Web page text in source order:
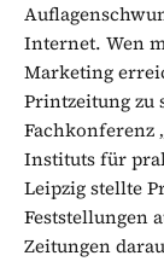
Internet. Wen
Marketing
Printzeitung zu
Fachkonferenz
Instituts für
Leipzig stellte
Feststellungen
Zeitungen